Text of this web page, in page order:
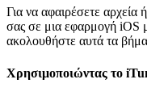
Για να αφαιρέσετε αρχεία
σας σε μια εφαρμογή iOS
ακολουθήστε αυτά τα
Χρησιμοποιώντας το